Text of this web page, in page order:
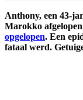
Anthony, een 43-
Marokko
opgelopen. Een
fataal werd.